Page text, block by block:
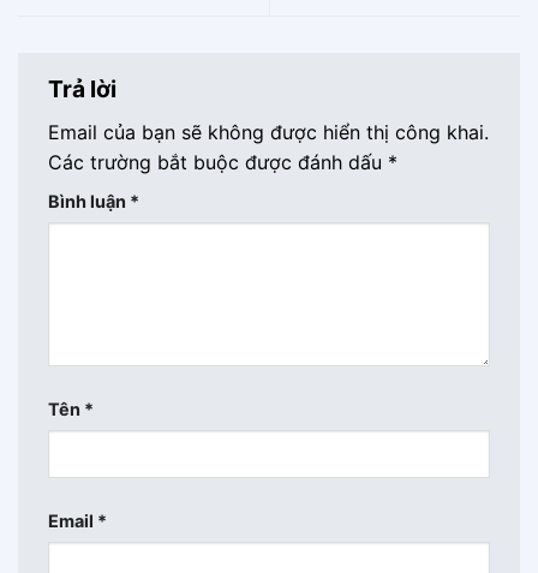
Trả lời
Email của bạn sẽ không được hiển thị công khai.
Các trường bắt buộc được đánh dấu *
Bình luận *
Tên *
Email *